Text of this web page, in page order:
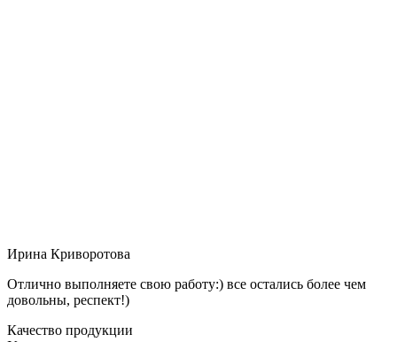
Ирина Криворотова
Отлично выполняете свою работу:) все остались более чем
довольны, респект!)
Качество продукции